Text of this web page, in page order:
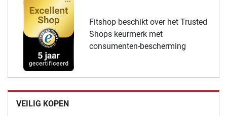
Fitshop beschikt over het Trusted
Shops keurmerk met
consumenten-bescherming
VEILIG KOPEN